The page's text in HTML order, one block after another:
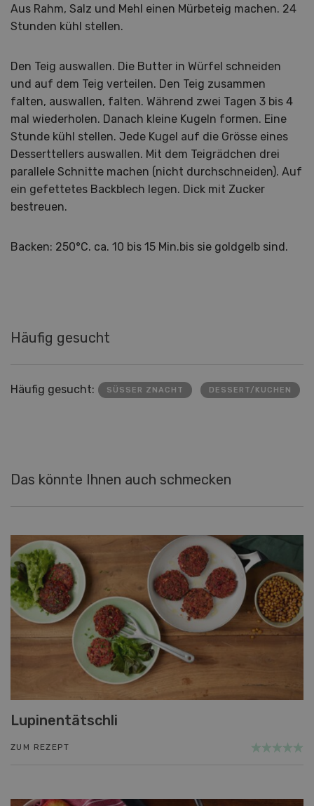
Aus Rahm, Salz und Mehl einen Mürbeteig machen. 24
Stunden kühl stellen.
Den Teig auswallen. Die Butter in Würfel schneiden
und auf dem Teig verteilen. Den Teig zusammen
falten, auswallen, falten. Während zwei Tagen 3 bis 4
mal wiederholen. Danach kleine Kugeln formen. Eine
Stunde kühl stellen. Jede Kugel auf die Grösse eines
Desserttellers auswallen. Mit dem Teigrädchen drei
parallele Schnitte machen (nicht durchschneiden). Auf
ein gefettetes Backblech legen. Dick mit Zucker
bestreuen.
Backen: 250°C. ca. 10 bis 15 Min.bis sie goldgelb sind.
Häufig gesucht
Häufig gesucht: SÜSSER ZNACHT DESSERT/KUCHEN
Das könnte Ihnen auch schmecken
Lupinentätschli
ZUM REZEPT